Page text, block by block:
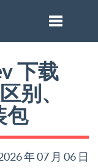
下载
别、
包
年 07 月 06 日